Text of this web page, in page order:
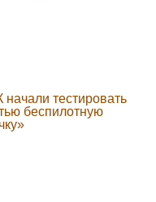
тестировать
беспилотную